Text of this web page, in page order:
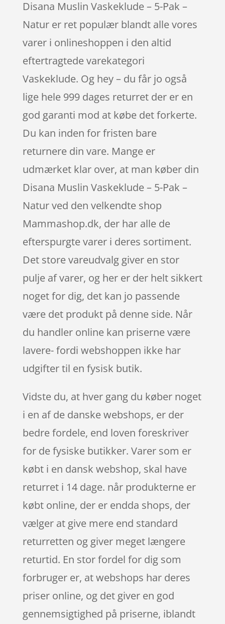
Disana Muslin Vaskeklude – 5-Pak –
Natur er ret populær blandt alle vores
varer i onlineshoppen i den altid
eftertragtede varekategori
Vaskeklude. Og hey – du får jo også
lige hele 999 dages returret der er en
god garanti mod at købe det forkerte.
Du kan inden for fristen bare
returnere din vare. Mange er
udmærket klar over, at man køber din
Disana Muslin Vaskeklude – 5-Pak –
Natur ved den velkendte shop
Mammashop.dk, der har alle de
efterspurgte varer i deres sortiment.
Det store vareudvalg giver en stor
pulje af varer, og her er der helt sikkert
noget for dig, det kan jo passende
være det produkt på denne side. Når
du handler online kan priserne være
lavere- fordi webshoppen ikke har
udgifter til en fysisk butik.
Vidste du, at hver gang du køber noget
i en af de danske webshops, er der
bedre fordele, end loven foreskriver
for de fysiske butikker. Varer som er
købt i en dansk webshop, skal have
returret i 14 dage. når produkterne er
købt online, der er endda shops, der
vælger at give mere end standard
returretten og giver meget længere
returtid. En stor fordel for dig som
forbruger er, at webshops har deres
priser online, og det giver en god
gennemsigtighed på priserne, iblandt